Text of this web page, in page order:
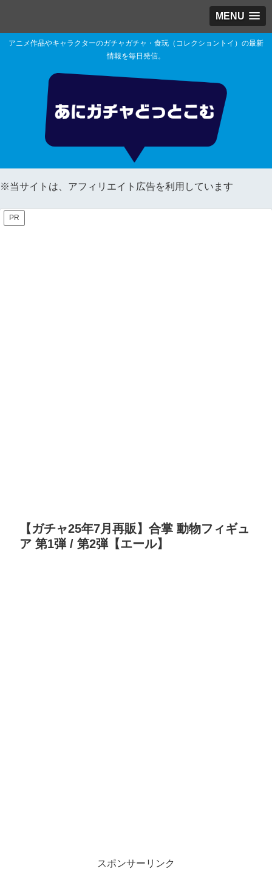
MENU
アニメ作品やキャラクターのガチャガチャ・食玩（コレクショントイ）の最新
情報を毎日発信。
※当サイトは、アフィリエイト広告を利用しています
PR
【ガチャ25年7月再販】合掌 動物フィギュ
ア 第1弾 / 第2弾【エール】
スポンサーリンク